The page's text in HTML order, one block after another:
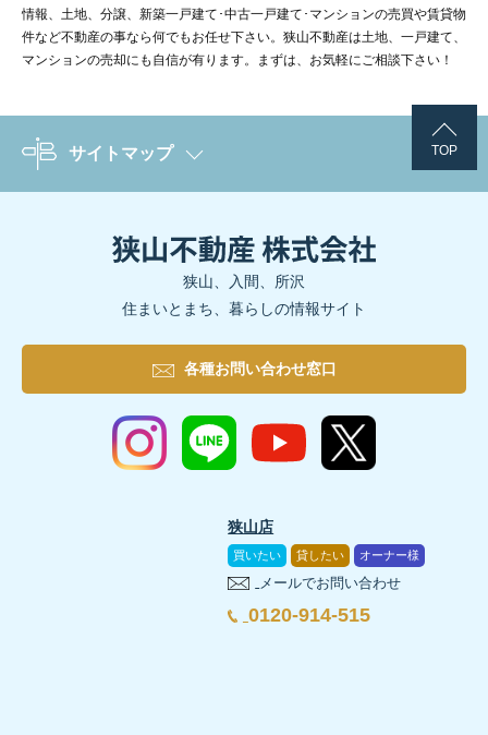
情報、土地、分譲、新築一戸建て･中古一戸建て･マンションの売買や賃貸物
件など不動産の事なら何でもお任せ下さい。狭山不動産は土地、一戸建て、
マンションの売却にも自信が有ります。まずは、お気軽にご相談下さい！
TOP
サイトマップ
狭山、入間、所沢
住まいとまち、暮らしの情報サイト
各種お問い合わせ窓口
狭山店
買いたい 貸したい オーナー様
メールでお問い合わせ
0120-914-515